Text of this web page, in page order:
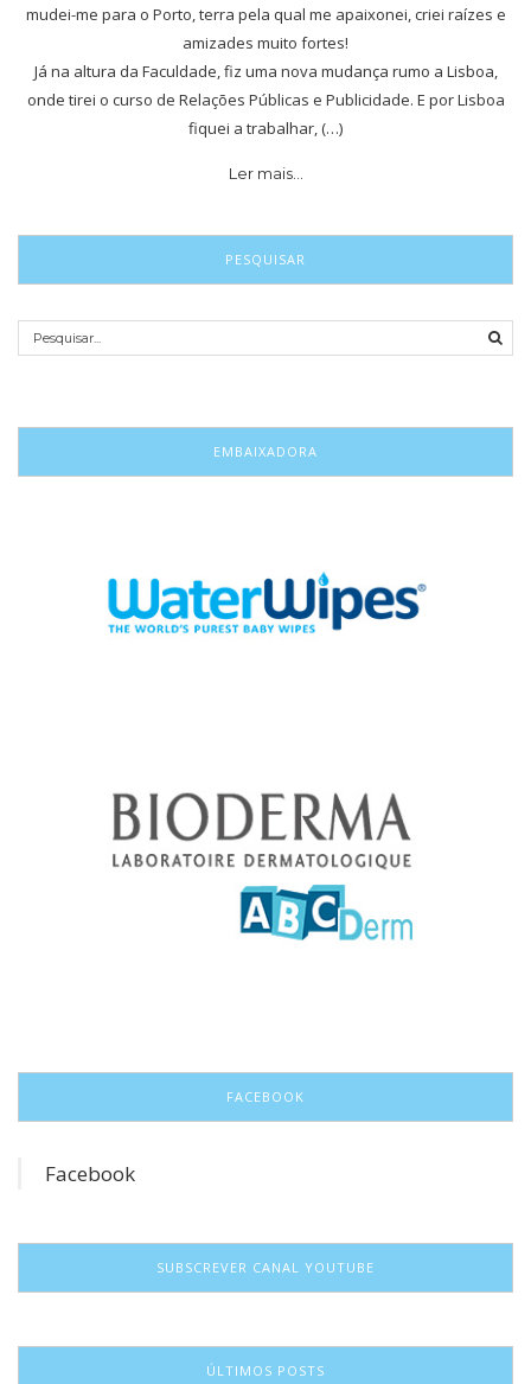
mudei-me para o Porto, terra pela qual me apaixonei, criei raízes e
amizades muito fortes!
Já na altura da Faculdade, fiz uma nova mudança rumo a Lisboa,
onde tirei o curso de Relações Públicas e Publicidade. E por Lisboa
fiquei a trabalhar, (…)
Ler mais…
PESQUISAR
EMBAIXADORA
FACEBOOK
Facebook
SUBSCREVER CANAL YOUTUBE
ÚLTIMOS POSTS